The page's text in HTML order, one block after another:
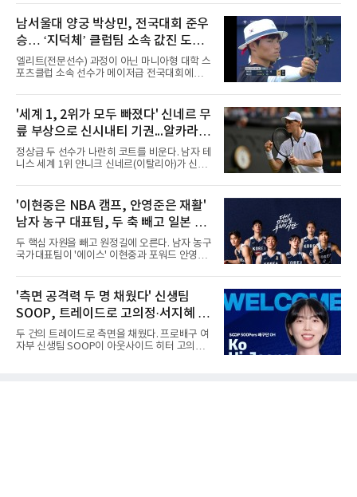
경기로 주당 11경기를 치르는 것이 원칙이다.개
막전은 10월 3일 오후 2시 부산사직체육관에서
열리는 부산 KCC와 창원 LG의 경기다. 같은 시
각 고양 소노가 고양 소노 아레나에서 대구 한국
가스공사와, 오후 4시 30분에는 안양 정관장이
안양 정관장 아레나에서 울산 현대모비스와 맞
붙는다.잠실실내체육관 철거로 서울 삼성은 서
창원실내체육관 시설 개선 공사로 10월 한 달간
홈경기를 치르지 못한다.시범경기
남서울대 양궁 박상민, 전국대회 준우
승… ‘지덕체’ 클럽팀 소속 값진 도전
빛내
엘리트(전문선수) 과정이 아닌 마니아형 대학 스
포츠클럽 소속 선수가 메이저급 전국대회에서
까지 예천군에서 열린 '올림픽제패기념 제43회
회장기 대학·실업 양궁대회' 컴파운드 종목 준우
승을 거둔 박상민 선수다. 남서울대학교 스포츠
비즈니스학과에 재학중인 박상민은 유년시절 양
궁선수로 활약했다. 하지만 전문선수로의 대학
진학을 포기하고 상경계열 학과에 진학해 선수
생활을 이어가고 있다. 지난 8일 JTBC스포츠 생
점 145점을 기록하며 아쉬윤 준우승에 랭크됐
다. 박상민 선수는 “평소 자신
'세계 1, 2위가 모두 빠졌다' 신네르 무
릎 부상으로 신시내티 기권...알카라스
도 불참
정상급 두 선수가 나란히 코트를 비운다. 남자 테
니스 세계 1위 얀니크 신네르(이탈리아)가 신시
신시내티오픈 주최 측을 통해 발표한 성명에서
의료진, 팀과 상의한 끝에 기권하기로 했다며,
오른쪽 무릎이 계속 불편해 관리해왔으나 경기
할 준비가 안 됐음을 인정하게 됐다고 밝혔다. 그
는 지난달 윔블던 결승에서 알렉산더 츠베레프
(독일)를 꺾고 통산 다섯 번째 메이저 타이틀을
따낸 뒤 한 경기도 치르지 않았다.공백은 겹쳤다.
계 1, 2위 모두를 남자프로테니스(ATP) 마스터
스 1000 대회인 신시내티
'이현중은 NBA 캠프, 안영준은 재활'
남자 농구 대표팀, 두 축 빼고 일본 원
정 나선다
두 핵심 자원을 빼고 원정길에 오른다. 남자 농구
국가대표팀이 '에이스' 이현중과 포워드 안영준
농구협회는 오는 15일과 16일 일본 도쿄에서 열
리는 일본과의 원정 평가전에 이현중과 안영준
을 제외한 12명이 참가한다고 10일 밝혔다. 이번
평가전은 2027 국제농구연맹(FIBA) 농구 월드
컵 아시아 예선 윈도4와 아이치·나고야 아시안
게임을 대비한 경기력 점검 무대다.제외 사유는
엇갈린다. 대표팀은 애초 16명이 소집됐으나 송
'측면 공격력 두 명 채웠다' 신생팀
SOOP, 트레이드로 고의정·서지혜 영
입...창단 첫 시즌 담금질
두 건의 트레이드로 측면을 채웠다. 프로배구 여
자부 신생팀 SOOP이 아웃사이드 히터 고의정